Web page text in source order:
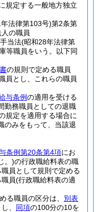
規定する一般地方独立
法律第103号)第2条第
の職員
当法(昭和28年法律第
等職員をいう。以下同
の規則で定める職員
員とし、これらの職員
与条例の適用を受ける
勤務職員としての退職
規定を適用する場合に
のみをもって、当該退
条例第20条第4項にお
。)の行政職給料表の職
員として規則で定める
員(行政職給料表の適
る職員の区分は、 別表
、 同項の100分の10を